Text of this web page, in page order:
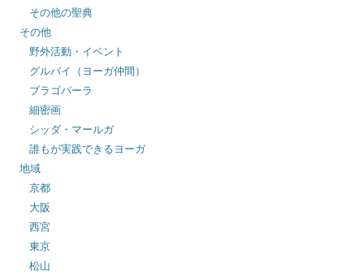
その他の聖典
その他
野外活動・イベント
グルバイ（ヨーガ仲間）
ブラゴパーラ
細密画
シッダ・マールガ
誰もが実践できるヨーガ
地域
京都
大阪
西宮
東京
松山